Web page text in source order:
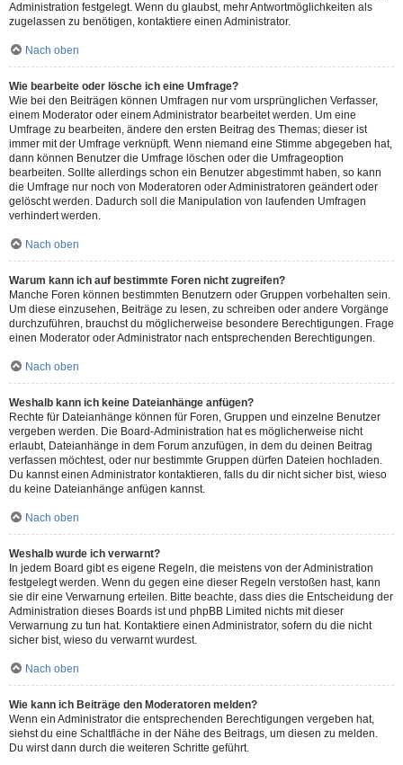
Administration festgelegt. Wenn du glaubst, mehr Antwortmöglichkeiten als
zugelassen zu benötigen, kontaktiere einen Administrator.
Nach oben
Wie bearbeite oder lösche ich eine Umfrage?
Wie bei den Beiträgen können Umfragen nur vom ursprünglichen Verfasser,
einem Moderator oder einem Administrator bearbeitet werden. Um eine
Umfrage zu bearbeiten, ändere den ersten Beitrag des Themas; dieser ist
immer mit der Umfrage verknüpft. Wenn niemand eine Stimme abgegeben hat,
dann können Benutzer die Umfrage löschen oder die Umfrageoption
bearbeiten. Sollte allerdings schon ein Benutzer abgestimmt haben, so kann
die Umfrage nur noch von Moderatoren oder Administratoren geändert oder
gelöscht werden. Dadurch soll die Manipulation von laufenden Umfragen
verhindert werden.
Nach oben
Warum kann ich auf bestimmte Foren nicht zugreifen?
Manche Foren können bestimmten Benutzern oder Gruppen vorbehalten sein.
Um diese einzusehen, Beiträge zu lesen, zu schreiben oder andere Vorgänge
durchzuführen, brauchst du möglicherweise besondere Berechtigungen. Frage
einen Moderator oder Administrator nach entsprechenden Berechtigungen.
Nach oben
Weshalb kann ich keine Dateianhänge anfügen?
Rechte für Dateianhänge können für Foren, Gruppen und einzelne Benutzer
vergeben werden. Die Board-Administration hat es möglicherweise nicht
erlaubt, Dateianhänge in dem Forum anzufügen, in dem du deinen Beitrag
verfassen möchtest, oder nur bestimmte Gruppen dürfen Dateien hochladen.
Du kannst einen Administrator kontaktieren, falls du dir nicht sicher bist, wieso
du keine Dateianhänge anfügen kannst.
Nach oben
Weshalb wurde ich verwarnt?
In jedem Board gibt es eigene Regeln, die meistens von der Administration
festgelegt werden. Wenn du gegen eine dieser Regeln verstoßen hast, kann
sie dir eine Verwarnung erteilen. Bitte beachte, dass dies die Entscheidung der
Administration dieses Boards ist und phpBB Limited nichts mit dieser
Verwarnung zu tun hat. Kontaktiere einen Administrator, sofern du die nicht
sicher bist, wieso du verwarnt wurdest.
Nach oben
Wie kann ich Beiträge den Moderatoren melden?
Wenn ein Administrator die entsprechenden Berechtigungen vergeben hat,
siehst du eine Schaltfläche in der Nähe des Beitrags, um diesen zu melden.
Du wirst dann durch die weiteren Schritte geführt.